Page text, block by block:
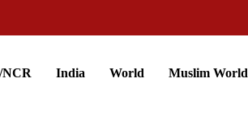
NCR India World Muslim World